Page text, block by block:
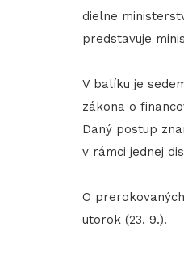
dielne
predstavuje
V balíku je
zákona o
Daný postup
v rámci jednej
​​​​​​​O
utorok (23. 9.).